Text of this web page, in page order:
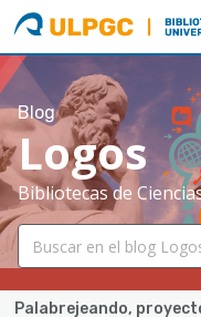
ULPGC
Blog
Logos
Bibliotecas de